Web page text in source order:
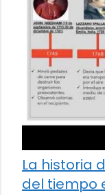
La historia
del tiempo